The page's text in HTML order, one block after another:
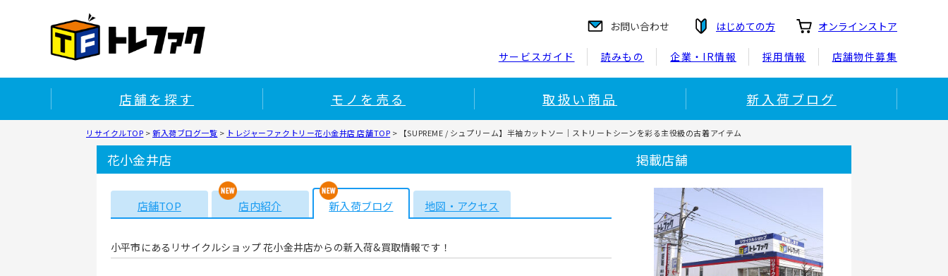
お問い合わせ はじめての方 オンラインストア
サービスガイド 読みもの 企業・IR情報 採用情報 店舗物件募集
店舗を探す モノを売る 取扱い商品 新入荷ブログ
リサイクルTOP >新入荷ブログ一覧 > トレジャーファクトリー花小金井店 店舗TOP > 【SUPREME / シュプリーム】半袖カットソー｜ストリートシーンを彩る主役級の古着アイテム
花小金井店
店舗TOP 店内紹介 新入荷ブログ 地図・アクセス
小平市にあるリサイクルショップ 花小金井店からの新入荷&買取情報です！
掲載店舗